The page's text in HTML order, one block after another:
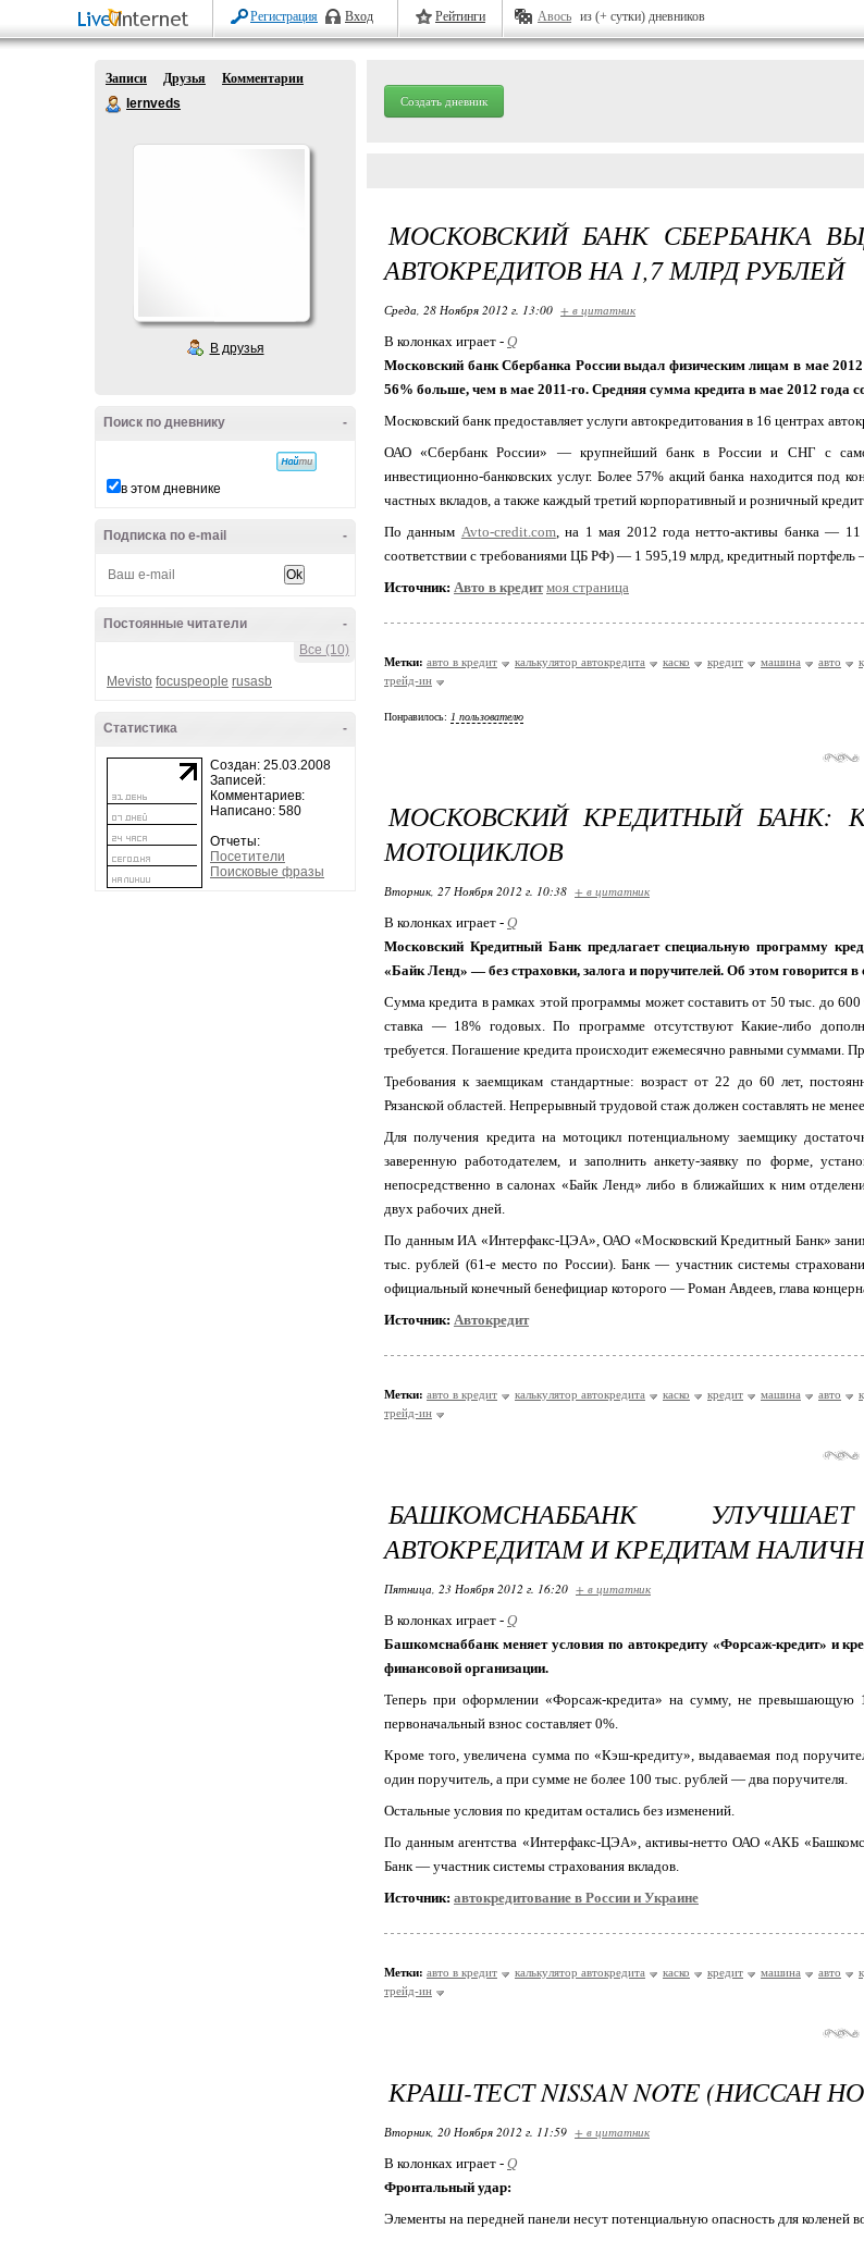
Регистрация Вход Рейтинги Авось из (+ сутки) дневников
Записи Друзья
Комментарии
lernveds
В друзья
-
Поиск по дневнику
в этом дневнике
-
Подписка по e-mail
-
Постоянные читатели
Все (10)
Mevisto focuspeople rusasb
-
Статистика
Создан: 25.03.2008
Записей:
Комментариев:
Написано: 580
Отчеты:
Посетители
Поисковые фразы
Создать дневник
МОСКОВСКИЙ БАНК СБЕРБАНКА
АВТОКРЕДИТОВ НА 1,7 МЛРД РУБЛЕЙ
Среда, 28 Ноября 2012 г. 13:00 + в цитатник
В колонках играет - Q
Московский банк Сбербанка России выдал физическим лицам в мае
56% больше, чем в мае 2011-го. Средняя сумма кредита в мае 2012 года
Московский банк предоставляет услуги автокредитования в 16 центрах
ОАО «Сбербанк России» — крупнейший банк в России и СНГ с
инвестиционно-банковских услуг. Более 57% акций банка находится под
частных вкладов, а также каждый третий корпоративный и розничный
По данным Avto-credit.com, на 1 мая 2012 года нетто-активы банка —
соответствии с требованиями ЦБ РФ) — 1 595,19 млрд, кредитный
Источник: Авто в кредит моя страница
Метки: авто в кредит калькулятор автокредита каско кредит машина авто
трейд-ин
Понравилось: 1 пользователю
МОСКОВСКИЙ КРЕДИТНЫЙ БАНК:
МОТОЦИКЛОВ
Вторник, 27 Ноября 2012 г. 10:38 + в цитатник
В колонках играет - Q
Московский Кредитный Банк предлагает специальную программу
«Байк Ленд» — без страховки, залога и поручителей. Об этом говорится
Сумма кредита в рамках этой программы может составить от 50 тыс. до
ставка — 18% годовых. По программе отсутствуют Какие-либо
требуется. Погашение кредита происходит ежемесячно равными суммами.
Требования к заемщикам стандартные: возраст от 22 до 60 лет,
Рязанской областей. Непрерывный трудовой стаж должен составлять не
Для получения кредита на мотоцикл потенциальному заемщику
заверенную работодателем, и заполнить анкету-заявку по форме,
непосредственно в салонах «Байк Ленд» либо в ближайших к ним
двух рабочих дней.
По данным ИА «Интерфакс-ЦЭА», ОАО «Московский Кредитный Банк»
тыс. рублей (61-е место по России). Банк — участник системы
официальный конечный бенефициар которого — Роман Авдеев, глава
Источник: Автокредит
Метки: авто в кредит калькулятор автокредита каско кредит машина авто
трейд-ин
БАШКОМСНАББАНК
АВТОКРЕДИТАМ И КРЕДИТАМ
Пятница, 23 Ноября 2012 г. 16:20 + в цитатник
В колонках играет - Q
Башкомснаббанк меняет условия по автокредиту «Форсаж-кредит» и
финансовой организации.
Теперь при оформлении «Форсаж-кредита» на сумму, не превышающую
первоначальный взнос составляет 0%.
Кроме того, увеличена сумма по «Кэш-кредиту», выдаваемая под
один поручитель, а при сумме не более 100 тыс. рублей — два поручителя.
Остальные условия по кредитам остались без изменений.
По данным агентства «Интерфакс-ЦЭА», активы-нетто ОАО «АКБ
Банк — участник системы страхования вкладов.
Источник: автокредитование в России и Украине
Метки: авто в кредит калькулятор автокредита каско кредит машина авто
трейд-ин
КРАШ-ТЕСТ NISSAN NOTE (НИССАН
Вторник, 20 Ноября 2012 г. 11:59 + в цитатник
В колонках играет - Q
Фронтальный удар:
Элементы на передней панели несут потенциальную опасность для коленей